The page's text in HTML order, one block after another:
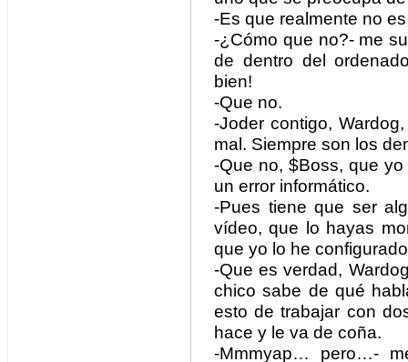
-Es que realmente no
-¿Cómo que no?- me
de dentro del
bien!
-Que no.
-Joder contigo,
mal. Siempre son los
-Que no, $Boss, que
un error informático.
-Pues tiene que ser
vídeo, que lo hayas
que yo lo he
-Que es verdad,
chico sabe de qué
esto de trabajar con
hace y le va de coña.
-Mmmyap… pero…-